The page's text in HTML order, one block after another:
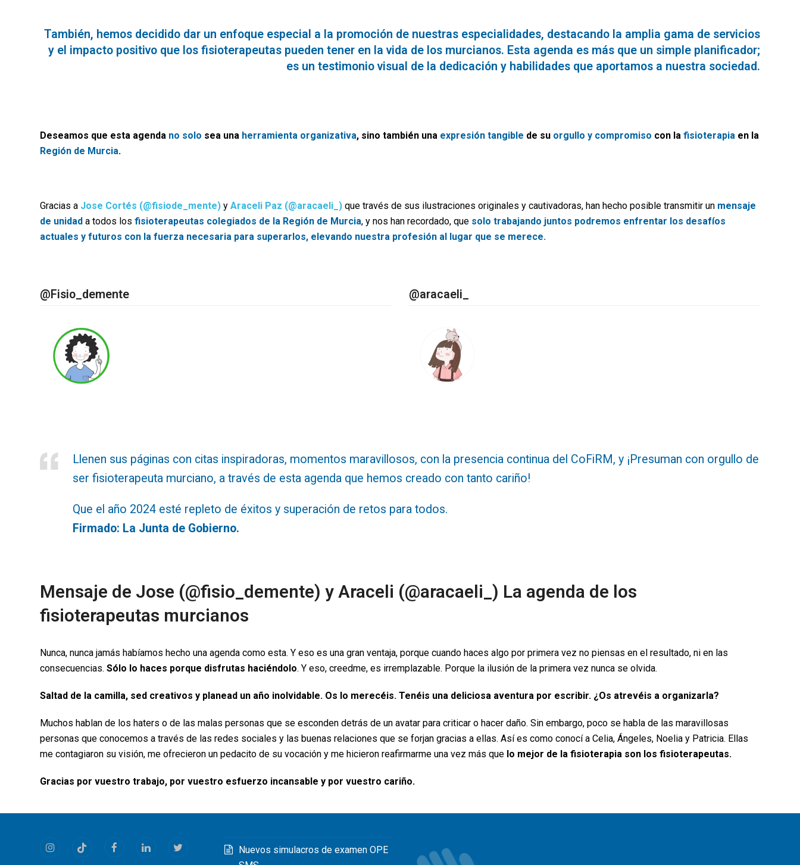
También, hemos decidido dar un enfoque especial a la promoción de nuestras especialidades, destacando la amplia gama de servicios
y el impacto positivo que los fisioterapeutas pueden tener en la vida de los murcianos. Esta agenda es más que un simple planificador;
es un testimonio visual de la dedicación y habilidades que aportamos a nuestra sociedad.
Deseamos que esta agenda no solo sea una herramienta organizativa, sino también una expresión tangible de su orgullo y compromiso con lafisioterapia en la
Región de Murcia.
Gracias a Jose Cortés (@fisiode_mente) yAraceli Paz (@aracaeli_) que través de sus ilustraciones originales y cautivadoras, han hecho posible transmitir un mensaje
de unidad a todos los fisioterapeutas colegiados de la Región de Murcia, y nos han recordado, que solo trabajando juntos podremos enfrentar los desafíos
actuales y futuros con la fuerza necesaria para superarlos, elevando nuestra profesión al lugar que se merece.
@Fisio_demente @aracaeli_
Llenen sus páginas con citas inspiradoras, momentos maravillosos, con la presencia continua del CoFiRM, y ¡Presuman con orgullo de
ser fisioterapeuta murciano, a través de esta agenda que hemos creado con tanto cariño!
Que el año 2024 esté repleto de éxitos y superación de retos para todos.
Firmado: La Junta de Gobierno.
Mensaje de Jose (@fisio_demente) y Araceli (@aracaeli_) La agenda de los
fisioterapeutas murcianos
Nunca, nunca jamás habíamos hecho una agenda como esta. Y eso es una gran ventaja, porque cuando haces algo por primera vez no piensas en el resultado, ni en las
consecuencias.Sólo lo haces porque disfrutas haciéndolo. Y eso, creedme, es irremplazable. Porque la ilusión de la primera vez nunca se olvida.
Saltad de la camilla, sed creativos y planead un año inolvidable. Os lo merecéis. Tenéis una deliciosa aventura por escribir. ¿Os atrevéis a organizarla?
Muchos hablan de los haters o de las malas personas que se esconden detrás de un avatar para criticar o hacer daño. Sin embargo, poco se habla de las maravillosas
personas que conocemos a través de las redes sociales y las buenas relaciones que se forjan gracias a ellas. Así es como conocí a Celia, Ángeles, Noelia y Patricia. Ellas
me contagiaron su visión, me ofrecieron un pedacito de su vocación y me hicieron reafirmarme una vez más que lo mejor de la fisioterapia son los fisioterapeutas.
Gracias por vuestro trabajo, por vuestro esfuerzo incansable y por vuestro cariño.
InstagramTiktok FacebookLinkedInTwitter
Nuevos simulacros de examen OPE